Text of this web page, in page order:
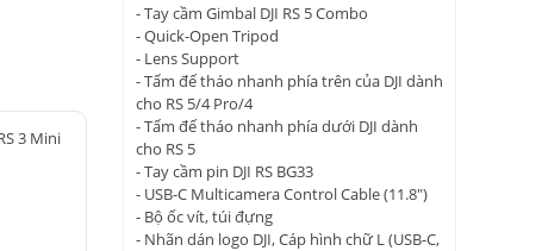
3 Mini
- Tay cầm Gimbal DJI RS 5 Combo
- Quick-Open Tripod
- Lens Support
- Tấm đế tháo nhanh phía trên của DJI dành
cho RS 5/4 Pro/4
- Tấm đế tháo nhanh phía dưới DJI dành
cho RS 5
- Tay cầm pin DJI RS BG33
- USB-C Multicamera Control Cable (11.8")
- Bộ ốc vít, túi đựng
- Nhãn dán logo DJI, Cáp hình chữ L (USB-C,